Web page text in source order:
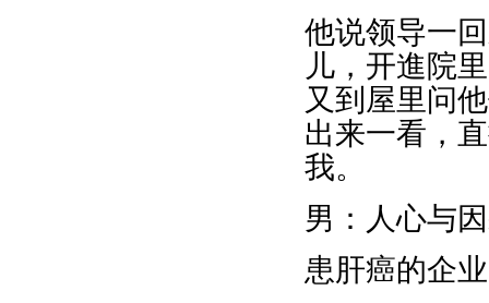
他说领导一
儿，开進院
又到屋里问
出来一看，
我。
男：人心与
患肝癌的企